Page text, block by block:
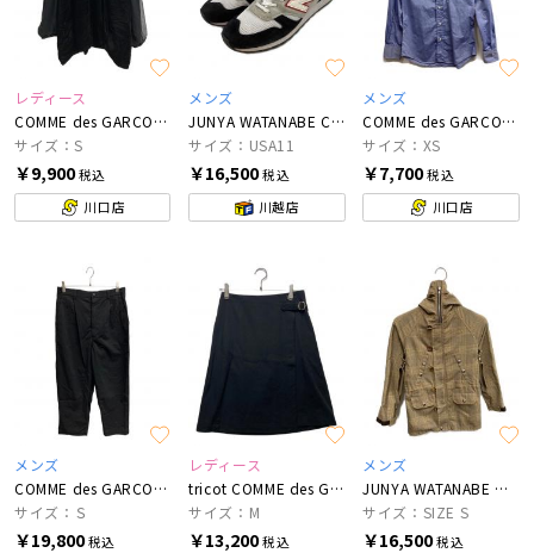
レディース
COMME des GARCONS COMME des GARCONS
サイズ：S
￥9,900税込
川口店
メンズ
JUNYA WATANABE COMME des GARCONS×NEW BALANCE
サイズ：USA11
￥16,500税込
川越店
メンズ
COMME des GARCONS HOMME
サイズ：XS
￥7,700税込
川口店
メンズ
COMME des GARCONS HOMME
サイズ：Ｓ
￥19,800税込
レディース
tricot COMME des GARCONS
サイズ：M
￥13,200税込
メンズ
JUNYA WATANABE MAN×COMME des GARCONS
サイズ：SIZE S
￥16,500税込